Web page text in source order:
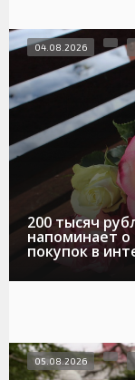
200 тысяч
напоминает
покупок в
04.08.2026
05.08.2026